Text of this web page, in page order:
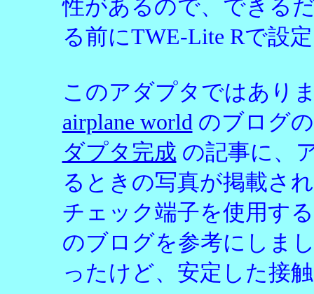
性があるので、できる
る前にTWE-Lite Rで設
このアダプタではあり
airplane worldのブログ
ダプタ完成 の記事に、
るときの写真が掲載さ
チェック端子を使用す
のブログを参考にしま
ったけど、安定した接